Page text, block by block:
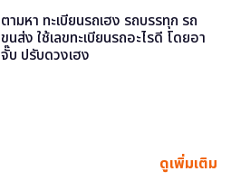
ตามหา ทะเบียนรถเฮง รถบรรทุก รถ
ขนส่ง ใช้เลขทะเบียนรถอะไรดี โดยอา
จั๊บ ปรับดวงเฮง
ดูเพิ่มเติม